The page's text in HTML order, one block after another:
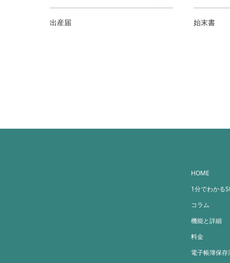
出産届 始末書
HOME
1分でわかる
コラム
機能と詳細
料金
電子帳簿保